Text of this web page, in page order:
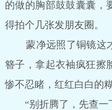
的做的胸部鼓鼓囊囊，
得拍个几张发朋友圈。
蒙净远照了铜镜这才
簪子，拿起衣袖疯狂擦
惨不忍睹，红红白白的
“别折腾了，先查一